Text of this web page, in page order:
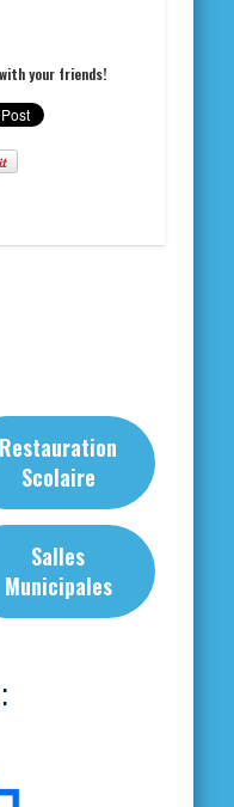
your friends!
Restauration
Scolaire
Salles
Municipales